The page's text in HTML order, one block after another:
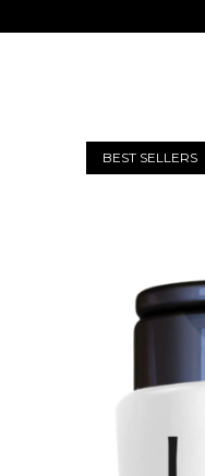
BEST SELLERS